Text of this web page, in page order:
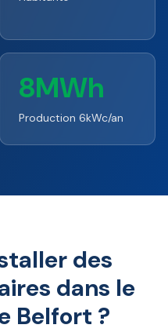
8MWh
Production 6kWc/an
des
dans le
Belfort ?